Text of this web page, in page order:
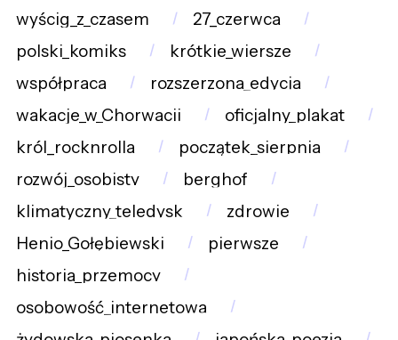
wyścig_z_czasem
27_czerwca
polski_komiks
krótkie_wiersze
współpraca
rozszerzona_edycja
wakacje_w_Chorwacji
oficjalny_plakat
król_rocknrolla
początek_sierpnia
rozwój_osobisty
berghof
klimatyczny_teledysk
zdrowie
Henio_Gołębiewski
pierwsze
historia_przemocy
osobowość_internetowa